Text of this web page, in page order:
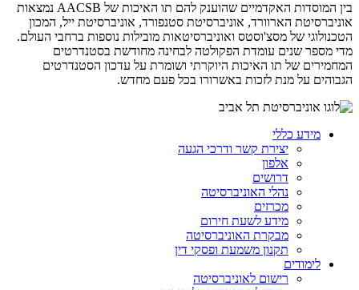
בין המוסדות האקדמיים שהוענק להם תו האיכות של AACSB נמצאות
אוניברסיטת הארוורד, אוניברסיטת סטנפורד, אוניברסיטת ייל, המכון
הטכנולוגי של מסצ'וסטס ואוניברסיטאות מובילות נוספות ברחבי העולם.
מדי מספר שנים עומדת הפקולטה לבחינה מחודשת בסטנדרטים
המחמירים של תו האיכות היוקרתי ושומרת על עדכון הסטנדרטים
הגבוהים על מנת לזכות באשרורו בכל פעם מחדש.
מידע כללי
יצירת קשר ודרכי הגעה
אלפון
דרושים
נהלי האוניברסיטה
מכרזים
מידע לשעת חירום
מבקרת האוניברסיטה
תקנון משמעת ופסקי דין
לימודים
רישום לאוניברסיטה